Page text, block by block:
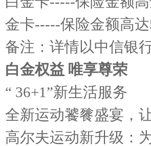
金卡-----保险金额高
备注：详情以中信银
白金权益 唯享尊荣
“ 36+1”新生活服务
全新运动饕餮盛宴，
高尔夫运动新升级：